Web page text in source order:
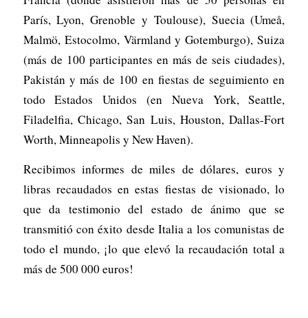
París, Lyon, Grenoble y Toulouse), Suecia (Umeå,
Malmö, Estocolmo, Värmland y Gotemburgo), Suiza
(más de 100 participantes en más de seis ciudades),
Pakistán y más de 100 en fiestas de seguimiento en
todo Estados Unidos (en Nueva York, Seattle,
Filadelfia, Chicago, San Luis, Houston, Dallas-Fort
Worth, Minneapolis y New Haven).
Recibimos informes de miles de dólares, euros y
libras recaudados en estas fiestas de visionado, lo
que da testimonio del estado de ánimo que se
transmitió con éxito desde Italia a los comunistas de
todo el mundo, ¡lo que elevó la recaudación total a
más de 500 000 euros!